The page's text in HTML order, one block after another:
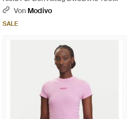
Slim Fit - Rot
Von Modivo
SALE